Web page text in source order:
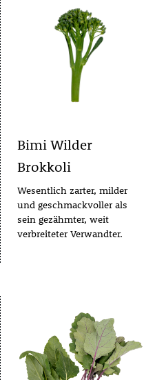
Bimi Wilder
Brokkoli
Wesentlich zarter, milder
und geschmackvoller als
sein gezähmter, weit
verbreiteter Verwandter.